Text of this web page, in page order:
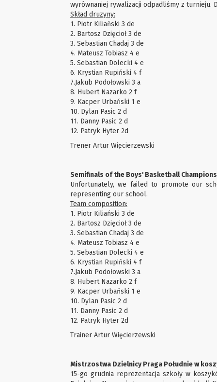
wyrównaniej rywalizacji odpadliśmy z turnieju.
Skład druzyny:
1. Piotr Kiliański 3 de
2. Bartosz Dzięcioł 3 de
3. Sebastian Chadaj 3 de
4. Mateusz Tobiasz 4 e
5. Sebastian Dolecki 4 e
6. Krystian Rupiński 4 f
7.Jakub Podołowski 3 a
8. Hubert Nazarko 2 f
9. Kacper Urbański 1 e
10. Dylan Pasic 2 d
11. Danny Pasic 2 d
12. Patryk Hyter 2d
Trener Artur Więcierzewski
Semifinals of the Boys' Basketball
Unfortunately, we failed to promote our
representing our school.
Team composition:
1. Piotr Kiliański 3 de
2. Bartosz Dzięcioł 3 de
3. Sebastian Chadaj 3 de
4. Mateusz Tobiasz 4 e
5. Sebastian Dolecki 4 e
6. Krystian Rupiński 4 f
7.Jakub Podołowski 3 a
8. Hubert Nazarko 2 f
9. Kacper Urbański 1 e
10. Dylan Pasic 2 d
11. Danny Pasic 2 d
12. Patryk Hyter 2d
Trainer Artur Więcierzewski
Mistrzostwa Dzielnicy Praga Południe w
15-go grudnia reprezentacja szkoły w